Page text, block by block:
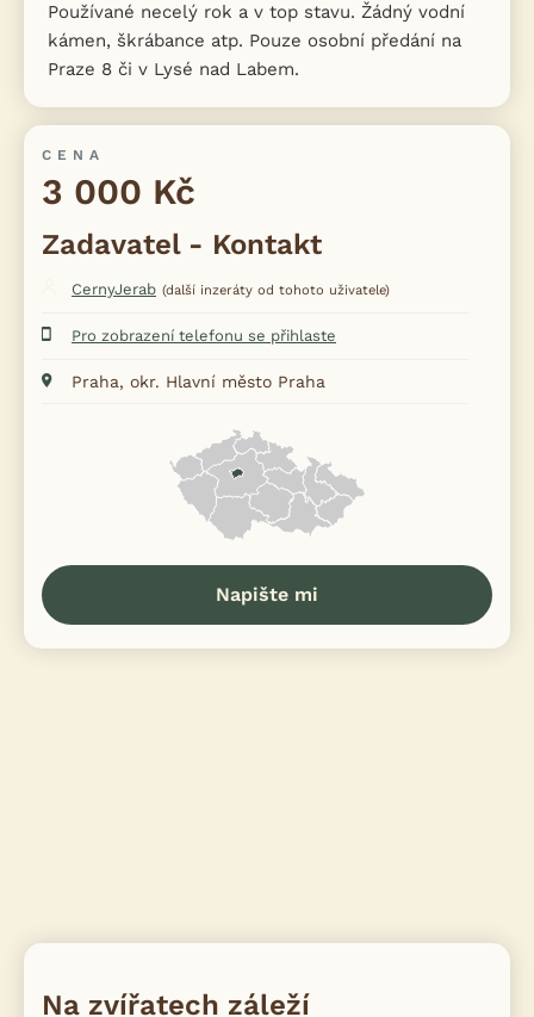
Používané necelý rok a v top stavu. Žádný vodní
kámen, škrábance atp. Pouze osobní předání na
Praze 8 či v Lysé nad Labem.
CENA
3 000 Kč
Zadavatel - Kontakt
CernyJerab (další inzeráty od tohoto uživatele)
Pro zobrazení telefonu se přihlaste
Praha, okr. Hlavní město Praha
Napište mi
Na zvířatech záleží